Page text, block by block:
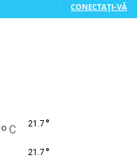
CONECTAȚI-VĂ
° C 21.7 °
21.7 °